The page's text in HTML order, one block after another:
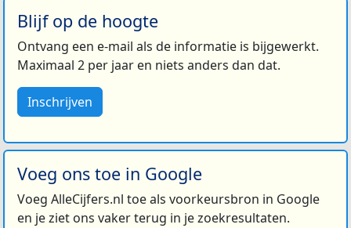
Blijf op de hoogte
Ontvang een e-mail als de informatie is bijgewerkt.
Maximaal 2 per jaar en niets anders dan dat.
Inschrijven
Voeg ons toe in Google
Voeg AlleCijfers.nl toe als voorkeursbron in Google
en je ziet ons vaker terug in je zoekresultaten.